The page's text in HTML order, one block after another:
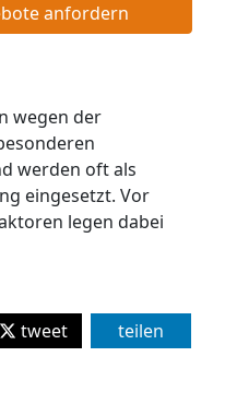
anfordern
wegen der
werden oft als
eingesetzt. Vor
legen dabei
tweet teilen